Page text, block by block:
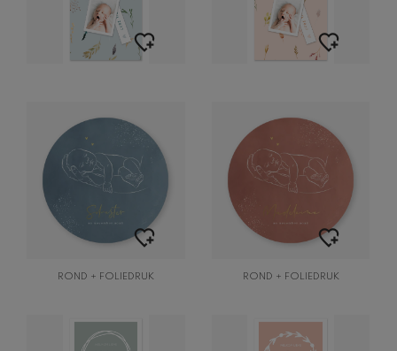
ROND + FOLIEDRUK ROND + FOLIEDRUK